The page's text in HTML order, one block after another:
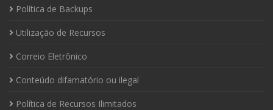
Política de Backups
Utilização de Recursos
Correio Eletrônico
Conteúdo difamatório ou ilegal
Política de Recursos Ilimitados